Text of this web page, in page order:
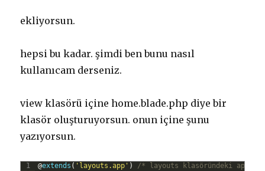
ekliyorsun.
hepsi bu kadar. şimdi ben bunu nasıl
kullanıcam derseniz.
view klasörü içine home.blade.php diye bir
klasör oluşturuyorsun. onun içine şunu
yazıyorsun.
1
@extends ( 'layouts.app' ) /* layouts klasöründeki app